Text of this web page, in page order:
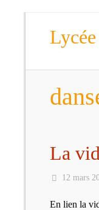
La
12 mars
En lien la